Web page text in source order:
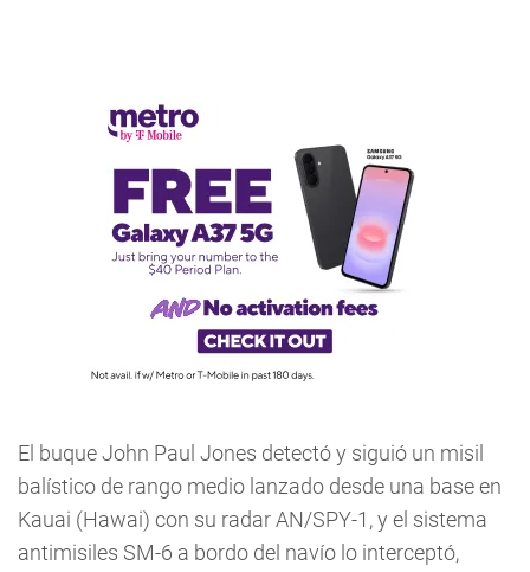
El buque John Paul Jones detectó y siguió un misil
balístico de rango medio lanzado desde una base en
Kauai (Hawai) con su radar AN/SPY-1, y el sistema
antimisiles SM-6 a bordo del navío lo interceptó,